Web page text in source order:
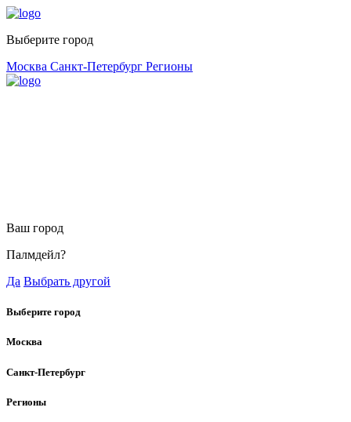
Выберите город
Москва Санкт-Петербург Регионы
Ваш город
Палмдейл?
Да Выбрать другой
Выберите город
Москва
Санкт-Петербург
Регионы